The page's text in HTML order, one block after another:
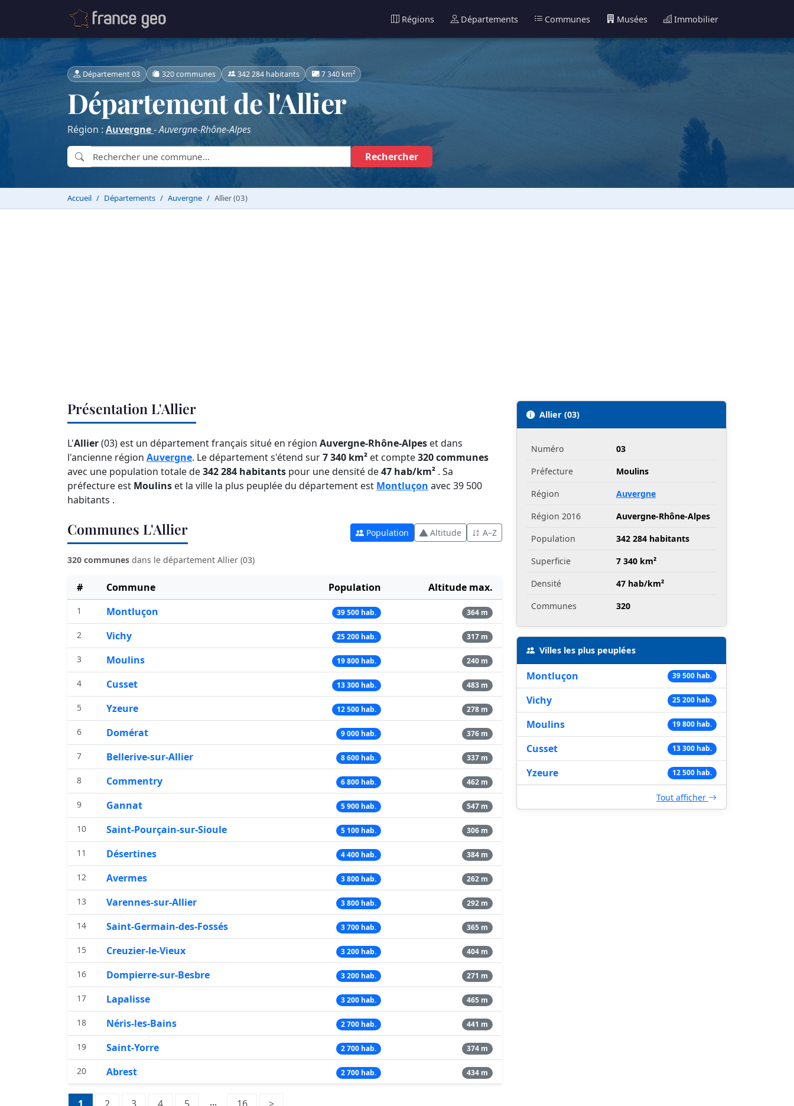
Régions Départements Communes Musées Immobilier
Département 03 320 communes 342 284 habitants 7 340 km²
Département de l'Allier
Région : Auvergne-Auvergne-Rhône-Alpes
Rechercher
Accueil Départements Auvergne Allier (03)
Présentation L'Allier
L'Allier(03) est un département français situé en région Auvergne-Rhône-Alpes et dans
l'ancienne région Auvergne. Le département s'étend sur7 340 km² et compte320 communes
avec une population totale de342 284 habitants pour une densité de47 hab/km² . Sa
préfecture est Moulins et la ville la plus peuplée du département est Montluçon avec 39 500
habitants .
Communes L'Allier Population Altitude A–Z
320 communes dans le département Allier (03)
# Commune Population Altitude max.
1 Montluçon 39 500 hab. 364 m
2 Vichy 25 200 hab. 317 m
3 Moulins 19 800 hab. 240 m
4 Cusset 13 300 hab. 483 m
5 Yzeure 12 500 hab. 278 m
6 Domérat 9 000 hab. 376 m
7 Bellerive-sur-Allier 8 600 hab. 337 m
8 Commentry 6 800 hab. 462 m
9 Gannat 5 900 hab. 547 m
10 Saint-Pourçain-sur-Sioule 5 100 hab. 306 m
11 Désertines 4 400 hab. 384 m
12 Avermes 3 800 hab. 262 m
13 Varennes-sur-Allier 3 800 hab. 292 m
14 Saint-Germain-des-Fossés 3 700 hab. 365 m
15 Creuzier-le-Vieux 3 200 hab. 404 m
16 Dompierre-sur-Besbre 3 200 hab. 271 m
17 Lapalisse 3 200 hab. 465 m
18 Néris-les-Bains 2 700 hab. 441 m
19 Saint-Yorre 2 700 hab. 374 m
20 Abrest 2 700 hab. 434 m
Pagination: ...
Allier (03)
Numéro
03
Préfecture
Moulins
Région
Auvergne
Région 2016
Auvergne-Rhône-Alpes
Population
342 284 habitants
Superficie
7 340 km²
Densité
47 hab/km²
Communes
320
Villes les plus peuplées
Montluçon 39 500 hab.
Vichy 25 200 hab.
Moulins 19 800 hab.
Cusset 13 300 hab.
Yzeure 12 500 hab.
Tout afficher